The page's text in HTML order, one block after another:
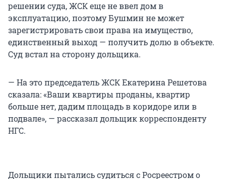
решении суда, ЖСК еще не ввел дом в
эксплуатацию, поэтому Бушмин не может
зарегистрировать свои права на имущество,
единственный выход — получить долю в объекте.
Суд встал на сторону дольщика.
— На это председатель ЖСК Екатерина Решетова
сказала: «Ваши квартиры проданы, квартир
больше нет, дадим площадь в коридоре или в
подвале», — рассказал дольщик корреспонденту
НГС.
Дольщики пытались судиться с Росреестром о